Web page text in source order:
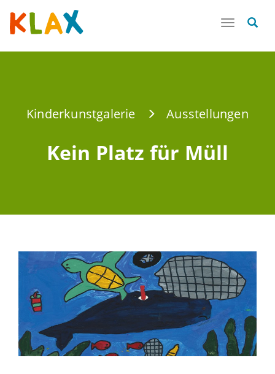
Toggle
Kinderkunstgalerie Ausstellungen
Kein Platz für Müll